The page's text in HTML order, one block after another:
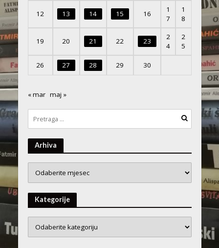
12 13 14 15 16
1
7
1
8
19 20 21 22 23
2
4
2
5
26 27 28 29 30
« mar maj »
Arhiva
Kategorije